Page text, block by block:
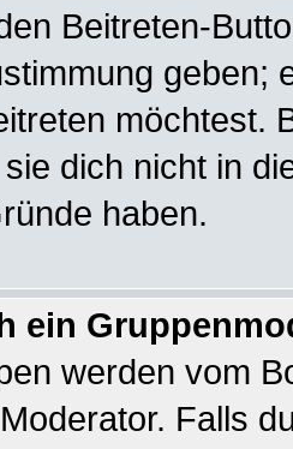
Beitreten-
geben;
möchtest.
dich nicht in
haben.
ein
werden vom
Falls